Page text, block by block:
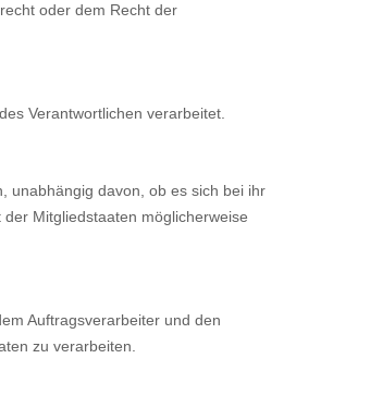
oder dem Recht der
Verantwortlichen verarbeitet.
unabhängig davon, ob es sich bei ihr
Mitgliedstaaten möglicherweise
Auftragsverarbeiter und den
zu verarbeiten.